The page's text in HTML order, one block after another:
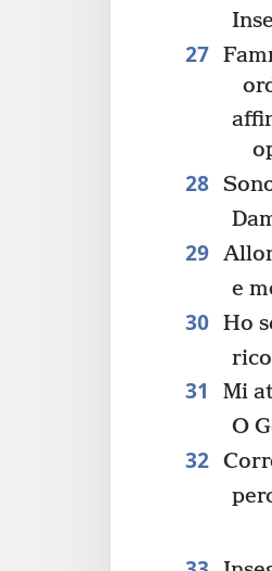
27
28
29
e
30 Ho
31 Mi
O
32